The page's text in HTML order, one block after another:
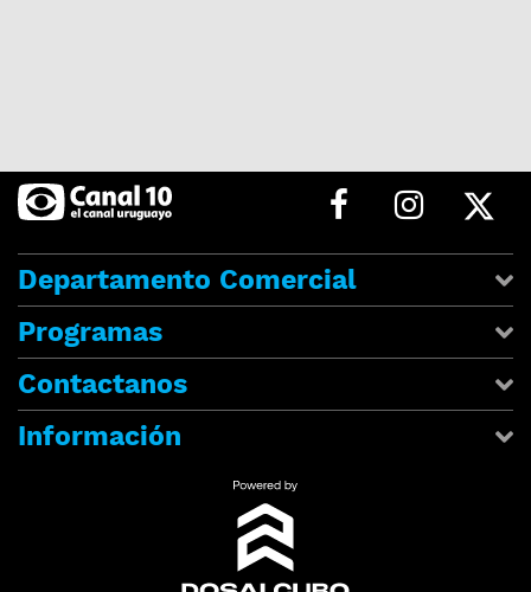
Departamento Comercial
Programas
Contactanos
Información